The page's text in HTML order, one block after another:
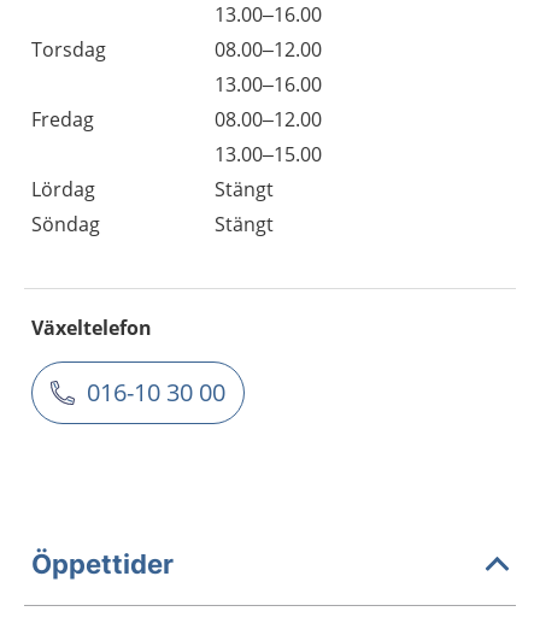
13.00–16.00
Torsdag
08.00–12.00
13.00–16.00
Fredag
08.00–12.00
13.00–15.00
Lördag
Stängt
Söndag
Stängt
Växeltelefon
016-10 30 00
Öppettider